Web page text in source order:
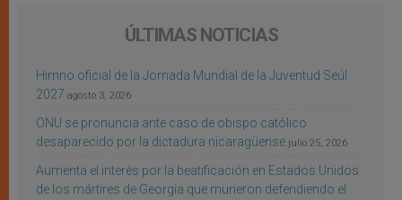
ÚLTIMAS NOTICIAS
Himno oficial de la Jornada Mundial de la Juventud Seúl
2027 agosto 3, 2026
ONU se pronuncia ante caso de obispo católico
desaparecido por la dictadura nicaragüense julio 25, 2026
Aumenta el interés por la beatificación en Estados Unidos
de los mártires de Georgia que murieron defendiendo el